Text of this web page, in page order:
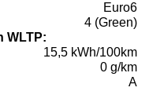
Euro6
4 (Green)
WLTP:
15,5 kWh/100km
0 g/km
A